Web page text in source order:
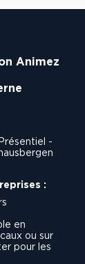
Animez
-
:
en
ou sur
pour les